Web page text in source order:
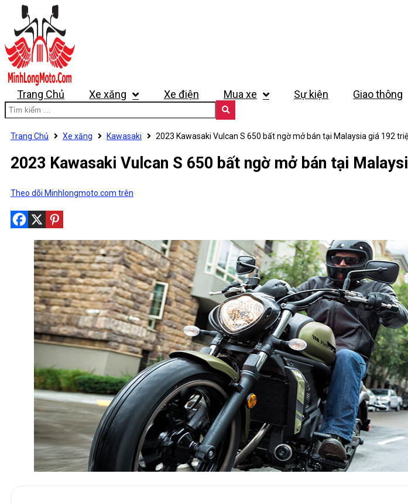
Trang Chủ Xe xăng Xe điện Mua xe Sự kiện Giao thông
Trang Chủ Xe xăng Kawasaki 2023 Kawasaki Vulcan S 650 bất ngờ mở bán tại Malaysia giá 192
2023 Kawasaki Vulcan S 650 bất ngờ mở bán tại
Theo dõi Minhlongmoto.com trên